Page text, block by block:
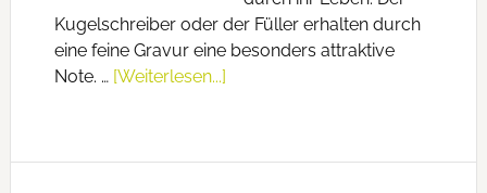
Kugelschreiber oder der Füller erhalten durch
eine feine Gravur eine besonders attraktive
Note. … [Weiterlesen...]